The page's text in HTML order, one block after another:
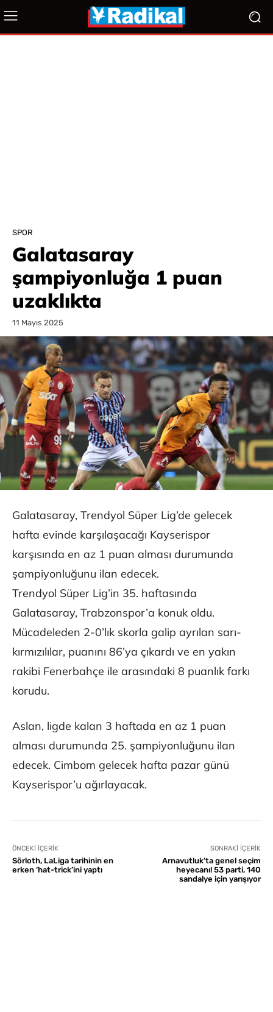
SPOR
Galatasaray
şampiyonluğa 1 puan
uzaklıkta
11 Mayıs 2025
Galatasaray, Trendyol Süper Lig’de gelecek
hafta evinde karşılaşacağı Kayserispor
karşısında en az 1 puan alması durumunda
şampiyonluğunu ilan edecek.
Trendyol Süper Lig’in 35. haftasında
Galatasaray, Trabzonspor’a konuk oldu.
Mücadeleden 2-0’lık skorla galip ayrılan sarı-
kırmızılılar, puanını 86’ya çıkardı ve en yakın
rakibi Fenerbahçe ile arasındaki 8 puanlık farkı
korudu.
Aslan, ligde kalan 3 haftada en az 1 puan
alması durumunda 25. şampiyonluğunu ilan
edecek. Cimbom gelecek hafta pazar günü
Kayserispor’u ağırlayacak.
ÖNCEKI İÇERIK
Sörloth, LaLiga tarihinin en
erken ‘hat-trick’ini yaptı
SONRAKI İÇERIK
Arnavutluk’ta genel seçim
heyecanı! 53 parti, 140
sandalye için yarışıyor